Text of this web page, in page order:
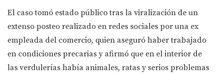
El caso tomó estado público tras la viralización de un
extenso posteo realizado en redes sociales por una ex
empleada del comercio, quien aseguró haber trabajado
en condiciones precarias y afirmó que en el interior de
las verdulerías había animales, ratas y serios problemas